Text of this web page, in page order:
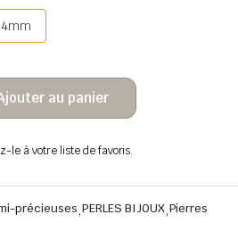
4mm
au panier
le à votre liste de favoris.
précieuses,PERLES BIJOUX,Pierres